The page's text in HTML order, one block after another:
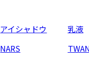
アイシャドウ
NARS
乳液